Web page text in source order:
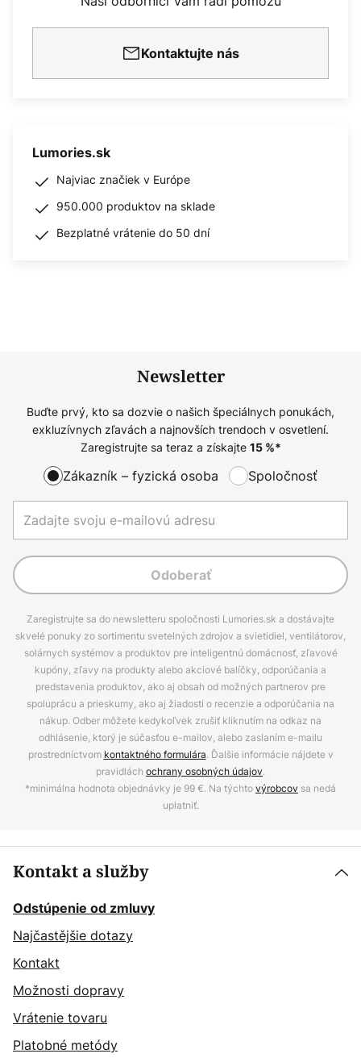
Kontaktujte nás
Lumories.sk
Najviac značiek v Európe
950.000 produktov na sklade
Bezplatné vrátenie do 50 dní
Newsletter
Buďte prvý, kto sa dozvie o našich špeciálnych ponukách,
exkluzívnych zľavách a najnovších trendoch v osvetlení.
Zaregistrujte sa teraz a získajte 15%*
Zákazník – fyzická osoba Spoločnosť
Odoberať
Zaregistrujte sa do newsletteru spoločnosti Lumories.sk a dostávajte
skvelé ponuky zo sortimentu svetelných zdrojov a svietidiel, ventilátorov,
solárnych systémov a produktov pre inteligentnú domácnosť, zľavové
kupóny, zľavy na produkty alebo akciové balíčky, odporúčania a
predstavenia produktov, ako aj obsah od možných partnerov pre
spoluprácu a prieskumy, ako aj žiadosti o recenzie a odporúčania na
nákup. Odber môžete kedykoľvek zrušiť kliknutím na odkaz na
odhlásenie, ktorý je súčasťou e-mailov, alebo zaslaním e-mailu
prostredníctvom kontaktného formulára. Ďalšie informácie nájdete v
pravidlách ochrany osobných údajov.
*minimálna hodnota objednávky je 99 €. Na týchtovýrobcov sa nedá
uplatniť.
Kontakt a služby
Odstúpenie od zmluvy
Najčastějšie dotazy
Kontakt
Možnosti dopravy
Vrátenie tovaru
Platobné metódy